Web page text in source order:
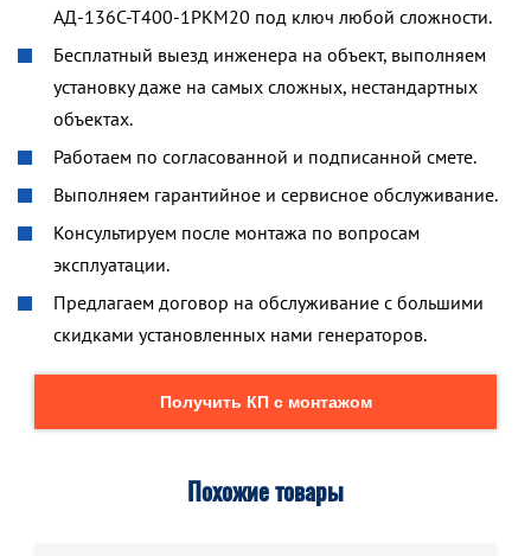
АД-136С-Т400-1РКМ20 под ключ любой сложности.
Бесплатный выезд инженера на объект, выполняем
установку даже на самых сложных, нестандартных
объектах.
Работаем по согласованной и подписанной смете.
Выполняем гарантийное и сервисное обслуживание.
Консультируем после монтажа по вопросам
эксплуатации.
Предлагаем договор на обслуживание с большими
скидками установленных нами генераторов.
Получить КП с монтажом
Похожие товары